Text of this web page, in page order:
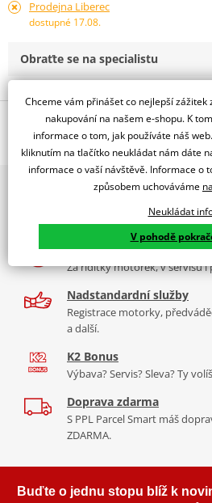
Prodejna Liberec
dostupné 17.08.
Obraťte se na specialistu
Popis a parametry
Jsme autorizovaný
dealer značky EK + SUPERSPROX
Řetězová sada - Řetěz EK, řada SRX2,
Ocelové kolečko a rozeta SUPERSPROX.
Řetěz 520 SRX2
tím, že má jako jediný na trhu ZST
Typické motorky: Honda NC 750S,
Enduro/Duke, zároveň se šikne pro
Řada SRX
střední třída, ze které si vybere
každou motorku, včetně závodních
2x multibrand showroom
9 značek motocyklů, servis,
díly, to vše v Praze a Liberci
Více než 30 let zkušeností
Za řídítky motorek, v servisu
Nadstandardní služby
Registrace motorky,
a další.
K2 Bonus
Výbava? Servis? Sleva? Ty
Doprava zdarma
S PPL Parcel Smart máš
ZDARMA.
Buďte o jednu stopu blíž k
Chceme vám přinášet co nejlepší zážitek
nakupování na našem e-shopu. K
informace o tom, jak používáte náš
kliknutím na tlačítko neukládat nám dáte
informace o vaší návštěvě. Informace o
způsobem uchováváme
Neukládat
V pohodě